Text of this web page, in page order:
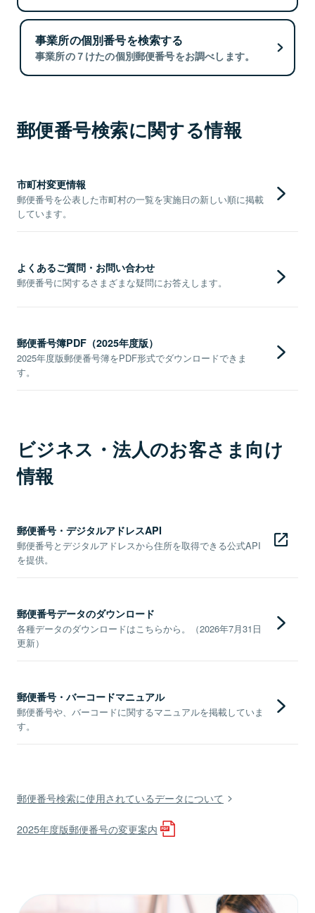
事業所の個別番号を検索する
事業所の７けたの個別郵便番号をお調べします。
郵便番号検索に関する情報
市町村変更情報
郵便番号を公表した市町村の一覧を実施日の新しい順に掲載
しています。
よくあるご質問・お問い合わせ
郵便番号に関するさまざまな疑問にお答えします。
郵便番号簿PDF（2025年度版）
2025年度版郵便番号簿をPDF形式でダウンロードできま
す。
ビジネス・法人のお客さま向け
情報
郵便番号・デジタルアドレスAPI
郵便番号とデジタルアドレスから住所を取得できる公式API
を提供。
郵便番号データのダウンロード
各種データのダウンロードはこちらから。（2026年7月31日
更新）
郵便番号・バーコードマニュアル
郵便番号や、バーコードに関するマニュアルを掲載していま
す。
郵便番号検索に使用されているデータについて
2025年度版郵便番号の変更案内